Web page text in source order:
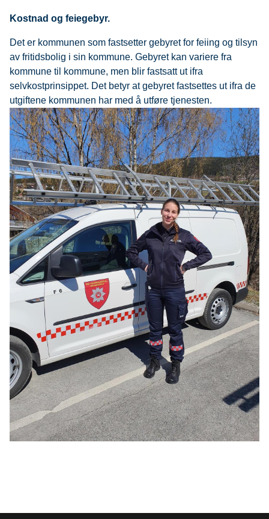
Kostnad og feiegebyr.
Det er kommunen som fastsetter gebyret for feiing og tilsyn
av fritidsbolig i sin kommune. Gebyret kan variere fra
kommune til kommune, men blir fastsatt ut ifra
selvkostprinsippet. Det betyr at gebyret fastsettes ut ifra de
utgiftene kommunen har med å utføre tjenesten.